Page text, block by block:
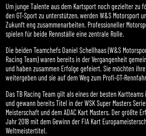
Um junge Talente aus dem Kartsport noch gezielter zu
den GT-Sport zu unterstützen, werden W&S Motorsport
Zukunft eng zusammenarbeiten. Professioneller
spielen für beide Rennställe eine zentrale Rolle.
Die beiden Teamchefs Daniel Schellhaas (W&S
Racing Team) waren bereits in der Vergangenheit
und haben zusammen Erfolge gefeiert. Sie möchten
weitergeben und sie auf dem Weg zum Profi-GT-
Das TB Racing Team gilt als eines der besten
und gewann bereits Titel in der WSK Super Masters
Meisterschaft und dem ADAC Kart Masters. Der größte
Jahr 2018 mit dem Gewinn der FIA Kart
Weltmeistertitel.